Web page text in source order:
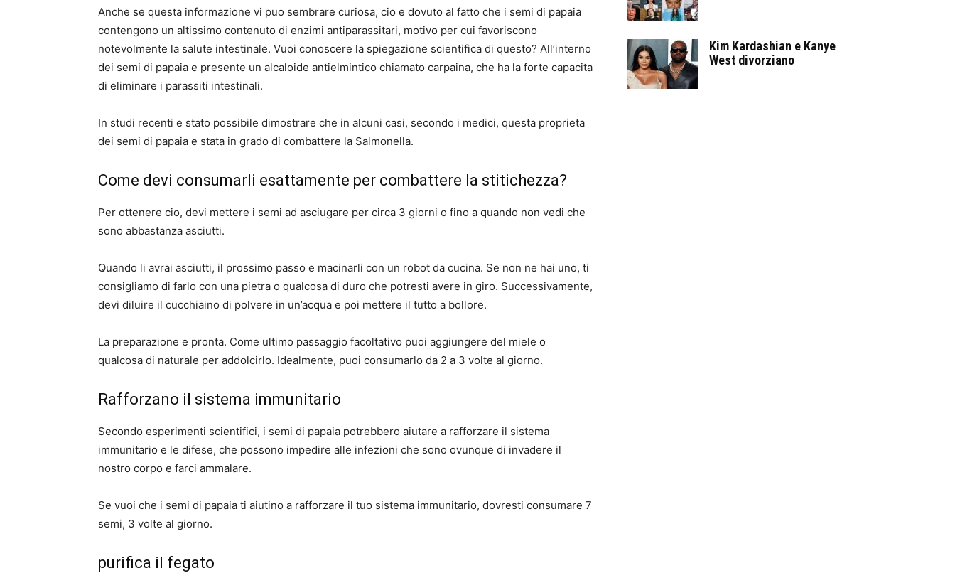
Anche se questa informazione vi puo sembrare curiosa, cio e dovuto al fatto che i semi di papaia
contengono un altissimo contenuto di enzimi antiparassitari, motivo per cui favoriscono
notevolmente la salute intestinale. Vuoi conoscere la spiegazione scientifica di questo? All’interno
dei semi di papaia e presente un alcaloide antielmintico chiamato carpaina, che ha la forte capacita
di eliminare i parassiti intestinali.
In studi recenti e stato possibile dimostrare che in alcuni casi, secondo i medici, questa proprieta
dei semi di papaia e stata in grado di combattere la Salmonella.
Come devi consumarli esattamente per combattere la stitichezza?
Per ottenere cio, devi mettere i semi ad asciugare per circa 3 giorni o fino a quando non vedi che
sono abbastanza asciutti.
Quando li avrai asciutti, il prossimo passo e macinarli con un robot da cucina. Se non ne hai uno, ti
consigliamo di farlo con una pietra o qualcosa di duro che potresti avere in giro. Successivamente,
devi diluire il cucchiaino di polvere in un’acqua e poi mettere il tutto a bollore.
La preparazione e pronta. Come ultimo passaggio facoltativo puoi aggiungere del miele o
qualcosa di naturale per addolcirlo. Idealmente, puoi consumarlo da 2 a 3 volte al giorno.
Rafforzano il sistema immunitario
Secondo esperimenti scientifici, i semi di papaia potrebbero aiutare a rafforzare il sistema
immunitario e le difese, che possono impedire alle infezioni che sono ovunque di invadere il
nostro corpo e farci ammalare.
Se vuoi che i semi di papaia ti aiutino a rafforzare il tuo sistema immunitario, dovresti consumare 7
semi, 3 volte al giorno.
purifica il fegato
Kim Kardashian e Kanye
West divorziano